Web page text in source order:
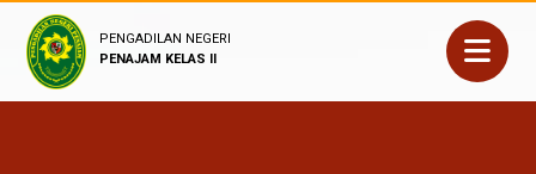
PENGADILAN NEGERI
PENAJAM KELAS II